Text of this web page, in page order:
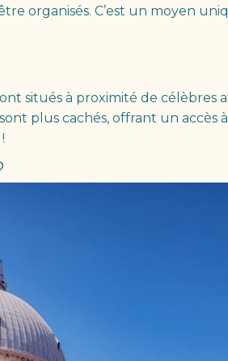
organisés. C’est un moyen
situés à proximité de
plus cachés, offrant un accès à